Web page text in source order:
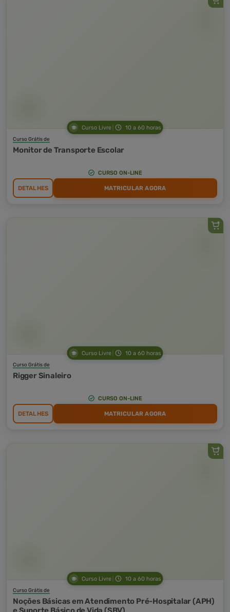
Curso Livre 10 a 60 horas
Curso Grátis de
Monitor de Transporte Escolar
CURSO ON-LINE
DETALHES MATRICULAR AGORA
Curso Livre 10 a 60 horas
Curso Grátis de
Rigger Sinaleiro
CURSO ON-LINE
DETALHES MATRICULAR AGORA
Curso Livre 10 a 60 horas
Curso Grátis de
Noções Básicas em Atendimento Pré-Hospitalar (APH)